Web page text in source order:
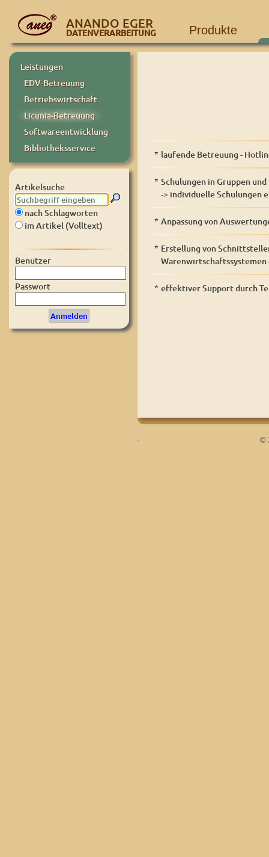
ANANDO EGER
DATENVERARBEITUNG Produkte
Leistungen
EDV-Betreuung
Betriebswirtschaft
Licunia-Betreuung
Softwareentwicklung
Bibliotheksservice
Artikelsuche
nach Schlagworten
im Artikel (Volltext)
Benutzer
Passwort
* laufende Betreuung -
* Schulungen in Gruppen
-> individuelle Schulungen
* Anpassung von
* Erstellung von
Warenwirtschaftssystemen
* effektiver Support durch
©